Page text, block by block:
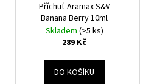
Příchuť Aramax S&V
Banana Berry 10ml
Skladem (>5 ks)
289 Kč
DO KOŠÍKU